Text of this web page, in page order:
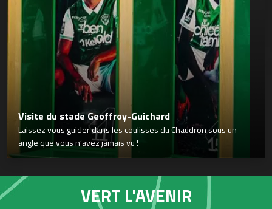
Visite du stade Geoffroy-Guichard
Laissez vous guider dans les coulisses du Chaudron sous un
angle que vous n’avez jamais vu !
VERT L'AVENIR